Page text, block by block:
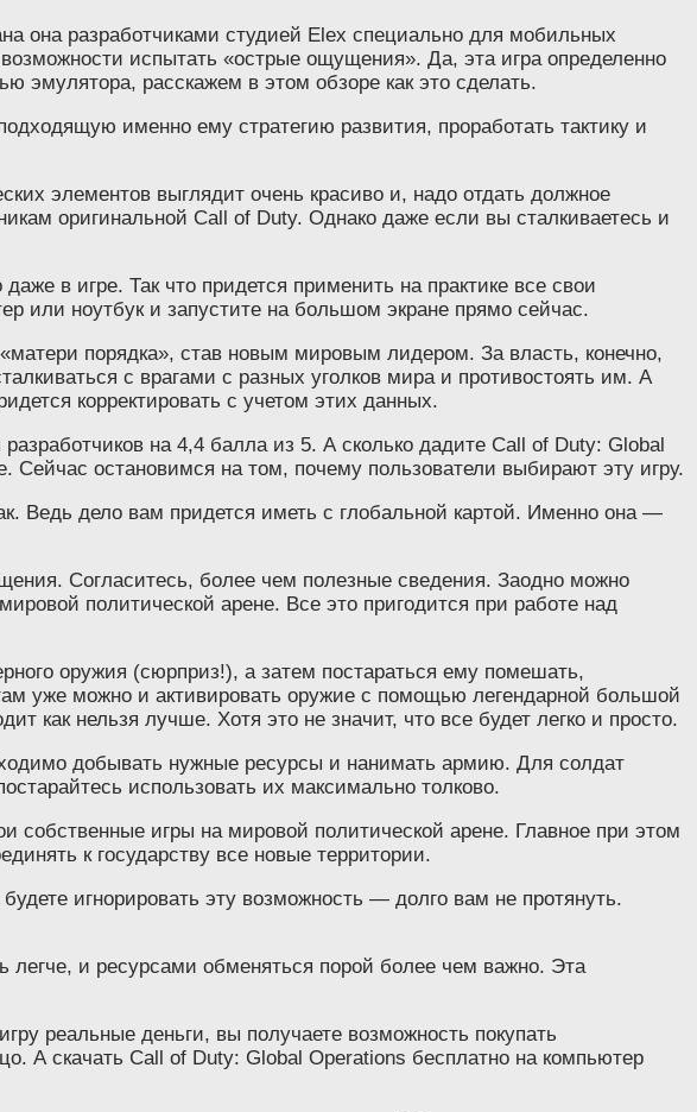
она разработчиками студией Elex специально для мобильных
испытать «острые ощущения». Да, эта игра определенно
эмулятора, расскажем в этом обзоре как это сделать.
именно ему стратегию развития, проработать тактику и
элементов выглядит очень красиво и, надо отдать должное
оригинальной Call of Duty. Однако даже если вы сталкиваетесь и
в игре. Так что придется применить на практике все свои
или ноутбук и запустите на большом экране прямо сейчас.
порядка», став новым мировым лидером. За власть, конечно,
с врагами с разных уголков мира и противостоять им. А
корректировать с учетом этих данных.
на 4,4 балла из 5. А сколько дадите Call of Duty: Global
остановимся на том, почему пользователи выбирают эту игру.
Ведь дело вам придется иметь с глобальной картой. Именно она —
Согласитесь, более чем полезные сведения. Заодно можно
политической арене. Все это пригодится при работе над
оружия (сюрприз!), а затем постараться ему помешать,
уже можно и активировать оружие с помощью легендарной большой
как нельзя лучше. Хотя это не значит, что все будет легко и просто.
добывать нужные ресурсы и нанимать армию. Для солдат
использовать их максимально толково.
игры на мировой политической арене. Главное при этом
к государству все новые территории.
игнорировать эту возможность — долго вам не протянуть.
и ресурсами обменяться порой более чем важно. Эта
реальные деньги, вы получаете возможность покупать
А скачать Call of Duty: Global Operations бесплатно на компьютер